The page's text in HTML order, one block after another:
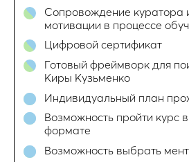
Сопровождение куратора
мотивации в процессе
Цифровой сертификат
Готовый фреймворк для
Киры Кузьменко
Индивидуальный план
Возможность пройти курс
формате
Возможность выбрать